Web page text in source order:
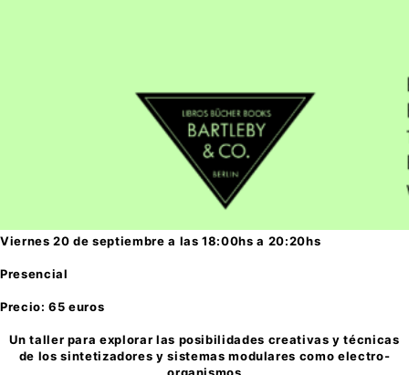
Viernes 20 de septiembre a las 18:00hs a 20:20hs
Presencial
Precio: 65 euros
Un taller para explorar las posibilidades creativas y técnicas
de los sintetizadores y sistemas modulares como electro-